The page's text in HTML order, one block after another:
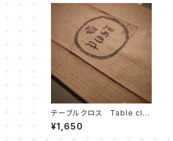
テーブルクロス Table clot
h
¥1,650